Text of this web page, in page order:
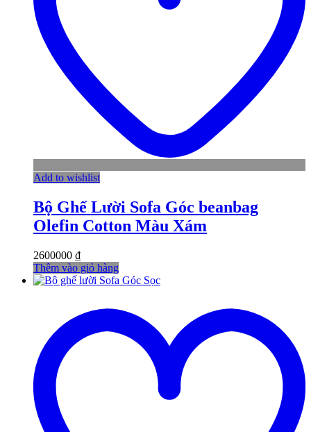
Add to wishlist
Bộ Ghế Lười Sofa Góc beanbag
Olefin Cotton Màu Xám
2600000 ₫
Thêm vào giỏ hàng